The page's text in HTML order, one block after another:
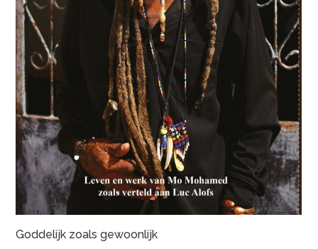
Goddelijk zoals gewoonlijk